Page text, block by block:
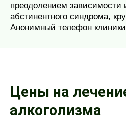
преодолением зависимости
абстинентного синдрома,
Анонимный телефон
Цены на
алкоголизма